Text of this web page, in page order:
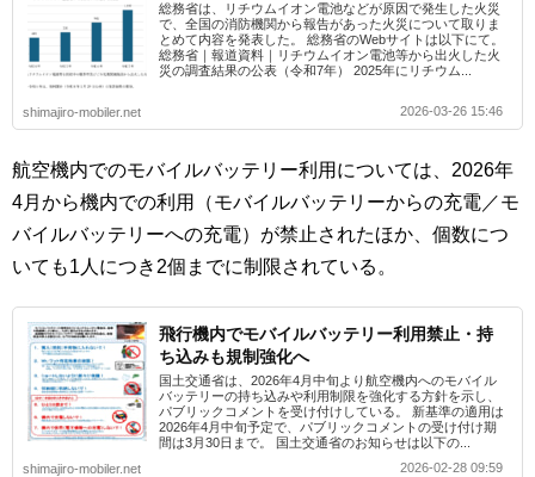
総務省は、リチウムイオン電池などが原因で発生した火災
で、全国の消防機関から報告があった火災について取りま
とめて内容を発表した。 総務省のWebサイトは以下にて。
総務省｜報道資料｜リチウムイオン電池等から出火した火
災の調査結果の公表（令和7年） 2025年にリチウム...
shimajiro-mobiler.net 2026-03-26 15:46
航空機内でのモバイルバッテリー利用については、2026年
4月から機内での利用（モバイルバッテリーからの充電／モ
バイルバッテリーへの充電）が禁止されたほか、個数につ
いても1人につき2個までに制限されている。
飛行機内でモバイルバッテリー利用禁止・持
ち込みも規制強化へ
国土交通省は、2026年4月中旬より航空機内へのモバイル
バッテリーの持ち込みや利用制限を強化する方針を示し、
パブリックコメントを受け付けしている。 新基準の適用は
2026年4月中旬予定で、パブリックコメントの受け付け期
間は3月30日まで。 国土交通省のお知らせは以下の...
shimajiro-mobiler.net
2026-02-28 09:59